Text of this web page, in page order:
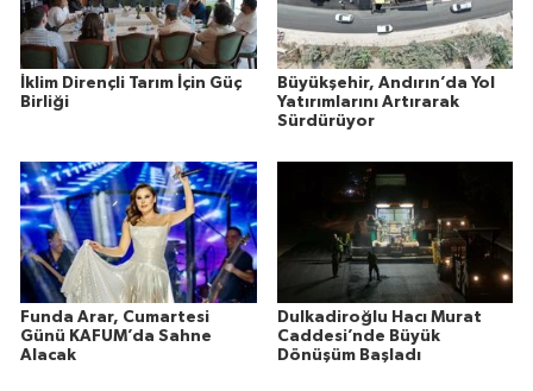
İklim Dirençli Tarım İçin Güç
Birliği
Büyükşehir, Andırın’da Yol
Yatırımlarını Artırarak
Sürdürüyor
Funda Arar, Cumartesi
Günü KAFUM’da Sahne
Alacak
Dulkadiroğlu Hacı Murat
Caddesi’nde Büyük
Dönüşüm Başladı